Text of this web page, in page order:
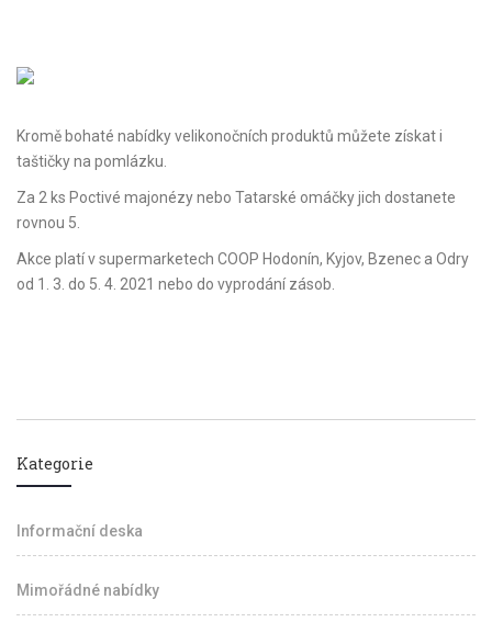
Kromě bohaté nabídky velikonočních produktů můžete získat i
taštičky na pomlázku.
Za 2 ks Poctivé majonézy nebo Tatarské omáčky jich dostanete
rovnou 5.
Akce platí v supermarketech COOP Hodonín, Kyjov, Bzenec a Odry
od 1. 3. do 5. 4. 2021 nebo do vyprodání zásob.
Kategorie
Informační deska
Mimořádné nabídky